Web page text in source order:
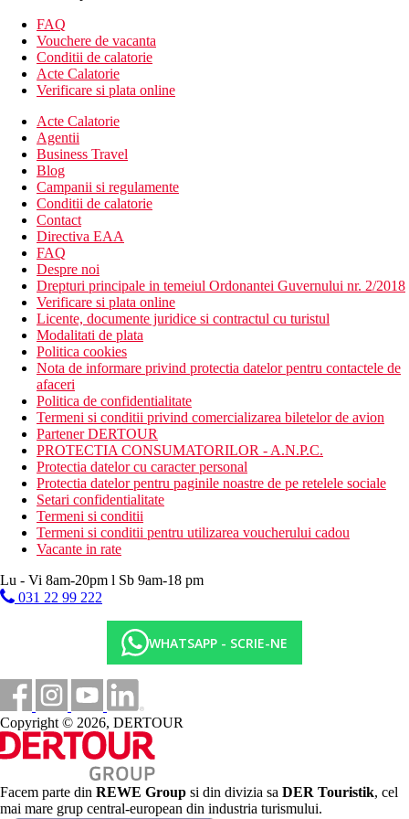
Camera de familie: dormitor separat cu usa plianta, canapea
extensibila, piscina privata.
Descrierea hotelului
Hotelul dispune de:
144 camere
hol de intrare cu receptie
restaurant principal
mini-market
piscina exterioara
piscina pentru copii
terasa la soare
prosoape (contra cost)
bar langa piscina
piscina pentru copii
loc de joaca
Descrierea plajei
plaja cu nisip la aproximativ 100 m
sezlonguri, umbrele si prosoape contra cost
Activitati sportive gratuite
fitness
Masa
All inclusive:
mic dejun, pranz si cina tip bufet
gustari usoare in timpul zilei
bauturi alcoolice si non-alcoolice (10:00-23:00)
Categoria oficiala
4 stele
In Grecia, exista obligatia de a plati o taxa climatica in functie de
categoria hotelului. Taxa nu este inclusa in pretul turului si
Amploarea si calitatea serviciilor si activitatilor enumerate pot fi
afectate de introducerea oricaror masuri de igiena sau
antiepidemice in destinatia data.
Distanţe
2,5 km
Centrul orasului
FAQ
Vouchere de vacanta
Conditii de calatorie
Acte Calatorie
Verificare si plata online
Acte Calatorie
Agentii
Business Travel
Blog
Campanii si regulamente
Conditii de calatorie
Contact
Directiva EAA
FAQ
Despre noi
Drepturi principale in temeiul Ordonantei Guvernului nr. 2/2018
Verificare si plata online
Licente, documente juridice si contractul cu turistul
Modalitati de plata
Politica cookies
Nota de informare privind protectia datelor pentru contactele de
afaceri
Politica de confidentialitate
Termeni si conditii privind comercializarea biletelor de avion
Partener DERTOUR
PROTECTIA CONSUMATORILOR - A.N.P.C.
Protectia datelor cu caracter personal
Protectia datelor pentru paginile noastre de pe retelele sociale
Setari confidentialitate
Termeni si conditii
Termeni si conditii pentru utilizarea voucherului cadou
Vacante in rate
Lu - Vi 8am-20pm l Sb 9am-18 pm
031 22 99 222
WHATSAPP - SCRIE-NE
Copyright © 2026, DERTOUR
Facem parte din REWE Group si din divizia sa DER Touristik, cel
mai mare grup central-european din industria turismului.